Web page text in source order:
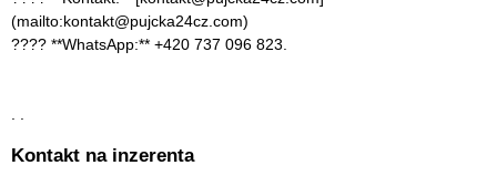
(mailto:kontakt@pujcka24cz.com)
???? **WhatsApp:** +420 737 096 823.
Kontakt na inzerenta